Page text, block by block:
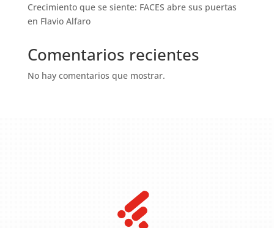
Crecimiento que se siente: FACES abre sus puertas
en Flavio Alfaro
Comentarios recientes
No hay comentarios que mostrar.